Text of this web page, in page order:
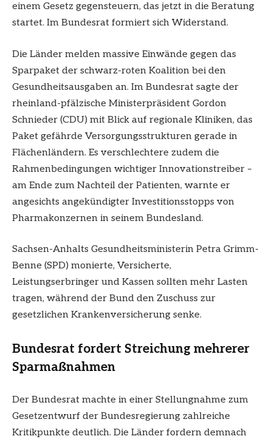
einem Gesetz gegensteuern, das jetzt in die Beratung
startet. Im Bundesrat formiert sich Widerstand.
Die Länder melden massive Einwände gegen das
Sparpaket der schwarz-roten Koalition bei den
Gesundheitsausgaben an. Im Bundesrat sagte der
rheinland-pfälzische Ministerpräsident Gordon
Schnieder (CDU) mit Blick auf regionale Kliniken, das
Paket gefährde Versorgungsstrukturen gerade in
Flächenländern. Es verschlechtere zudem die
Rahmenbedingungen wichtiger Innovationstreiber –
am Ende zum Nachteil der Patienten, warnte er
angesichts angekündigter Investitionsstopps von
Pharmakonzernen in seinem Bundesland.
Sachsen-Anhalts Gesundheitsministerin Petra Grimm-
Benne (SPD) monierte, Versicherte,
Leistungserbringer und Kassen sollten mehr Lasten
tragen, während der Bund den Zuschuss zur
gesetzlichen Krankenversicherung senke.
Bundesrat fordert Streichung mehrerer
Sparmaßnahmen
Der Bundesrat machte in einer Stellungnahme zum
Gesetzentwurf der Bundesregierung zahlreiche
Kritikpunkte deutlich. Die Länder fordern demnach